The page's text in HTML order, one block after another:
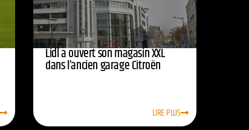
Lidl a ouvert son magasin XXL
dans l’ancien garage Citroën
LIRE PLUS